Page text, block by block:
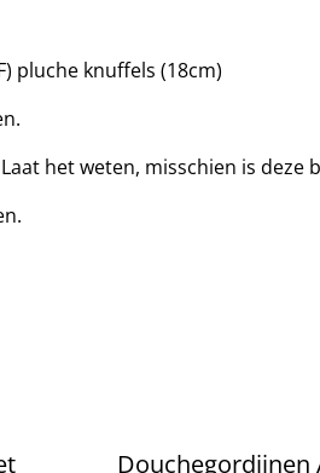
pluche knuffels (18cm)
het weten, misschien is deze
Douchegordijnen